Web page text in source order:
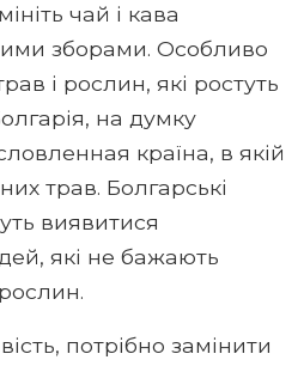
чай і кава
зборами. Особливо
і рослин, які ростуть
на думку
країна, в якій
трав. Болгарські
виявитися
які не бажають
потрібно замінити